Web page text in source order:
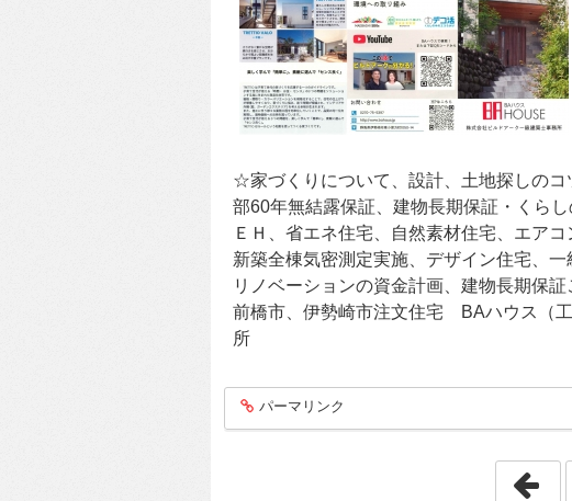
☆家づくりについて、設計、土地探しの
部60年無結露保証、建物長期保証・くら
ＥＨ、省エネ住宅、自然素材住宅、エア
新築全棟気密測定実施、デザイン住宅、
リノベーションの資金計画、建物長期保
前橋市、伊勢崎市注文住宅 BAハウス（
所
entry416
パーマリンク